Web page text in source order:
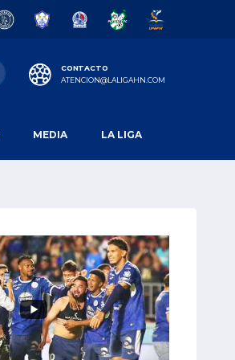
CONTACTO
ATENCION@LALIGAHN.COM
MEDIA LA LIGA